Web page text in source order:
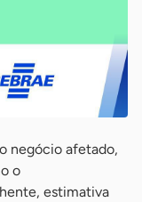
negócio afetado,
o
estimativa